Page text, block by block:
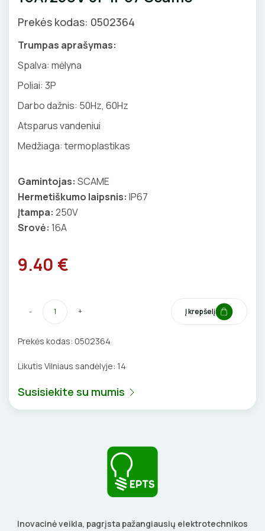
ANTGALIAI
KABELIAI, LAIDAI
ILGIKLIAI/ KIŠTUKAI
IZOLIACINĖS JUOSTOS
TERMO VAMZDELIAI, PIRŠTINĖS
TVIRTINIMO DETALĖS
BATERIJOS
EL. SKAMBUČIAI
ŽAIBOSAUGA IR ĮŽEMINIMAS
GELINĖS JUNGTYS
ĮKROVIMO SPRENDIMAI
Įkrovimo stotelės
AUTOMATINIAI JUNGIKLIAI
KONTAKTORIAI
ATSUKTUVAI
Prekės kodas: 0502364
Trumpas aprašymas:
Spalva: mėlyna
Poliai: 3P
Darbo dažnis: 50Hz, 60Hz
Atsparus vandeniui
Medžiaga: termoplastikas
Gamintojas: SCAME
Hermetiškumo laipsnis: IP67
Įtampa: 250V
Srovė: 16A
9.40 €
- + Į krepšelį
Prekės kodas: 0502364
Likutis Vilniaus sandėlyje: 14
Susisiekite su mumis
Inovacinė veikla, pagrįsta pažangiausių elektrotechnikos